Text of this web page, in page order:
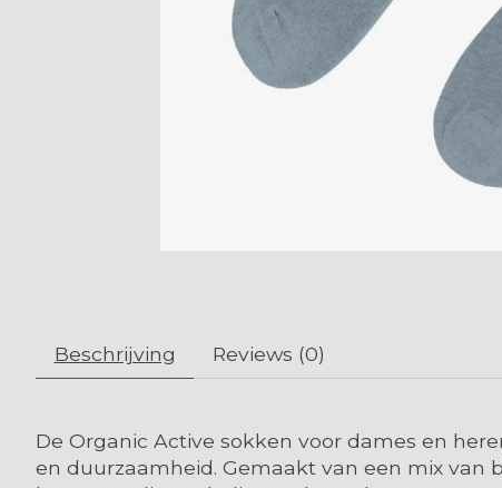
Beschrijving Reviews (0)
De Organic Active sokken voor dames en
en duurzaamheid. Gemaakt van een mix van